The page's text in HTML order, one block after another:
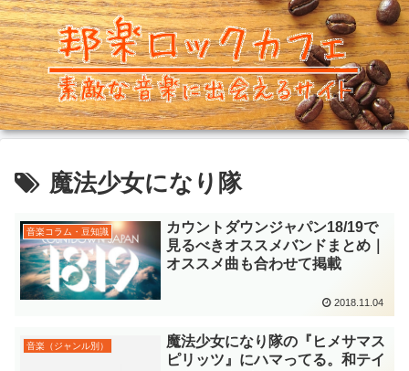
魔法少女になり隊
音楽コラム・豆知識
カウントダウンジャパン18/19で
見るべきオススメバンドまとめ｜
オススメ曲も合わせて掲載
2018.11.04
音楽（ジャンル別）
魔法少女になり隊の『ヒメサマス
ピリッツ』にハマってる。和テイ